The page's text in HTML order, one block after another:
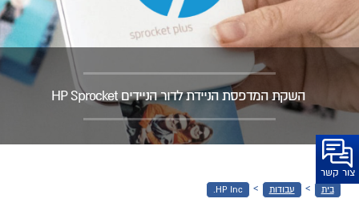
צור קשר
השקת המדפסת הניידת לדור הניידים HP Sprocket
בית › עבודות ›
HP Inc.